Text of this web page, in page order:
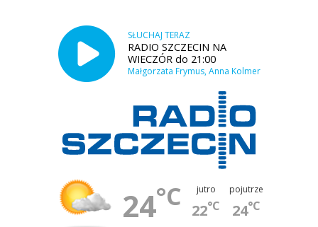
SŁUCHAJ TERAZ
RADIO SZCZECIN NA
WIECZÓR do 21:00
Małgorzata Frymus, Anna Kolmer
24°C jutro
22°C
pojutrze
24°C